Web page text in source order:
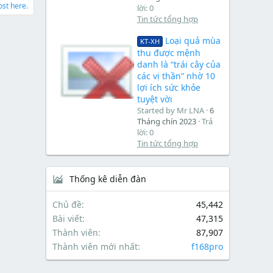
here.
lời: 0
Tin tức tổng hợp
KT-XH
Loại quả mùa
thu được mệnh
danh là “trái cây của
các vị thần” nhờ 10
lợi ích sức khỏe
tuyệt vời
Started by Mr LNA 6
Tháng chín 2023 Trả
lời: 0
Tin tức tổng hợp
Thống kê diễn đàn
Chủ đề
45,442
Bài viết
47,315
Thành viên
87,907
Thành viên mới nhất
f168pro